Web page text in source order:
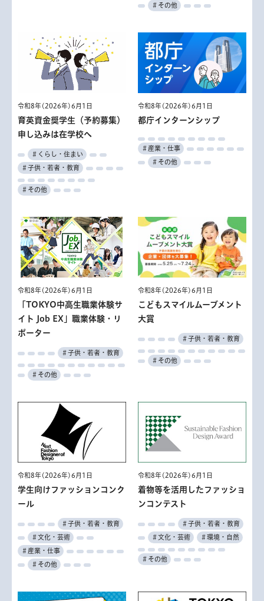
＃その他
令和8年(2026年)6月1日
育英資金奨学生（予約募集）
申し込みは在学校へ
＃くらし・住まい
＃子供・若者・教育
＃その他
令和8年(2026年)6月1日
都庁インターンシップ
＃産業・仕事
＃その他
令和8年(2026年)6月1日
「TOKYO中高生職業体験サ
イト Job EX」職業体験・リ
ポーター
＃子供・若者・教育
＃その他
令和8年(2026年)6月1日
こどもスマイルムーブメント
大賞
＃子供・若者・教育
＃その他
令和8年(2026年)6月1日
学生向けファッションコンク
ール
＃子供・若者・教育
＃文化・芸術
＃産業・仕事
＃その他
令和8年(2026年)6月1日
着物等を活用したファッショ
ンコンテスト
＃子供・若者・教育
＃文化・芸術 ＃環境・自然
＃その他